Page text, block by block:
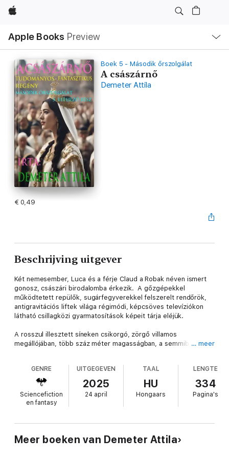
Apple
Apple Books Preview
lokaal
navigatiemenu
Boek 5 - Második őrszolgálat
A császárnő
Demeter Attila
€ 0,49
Beschrijving uitgever
Két nemesember, Luca és a férje Claud a Robak néven ismert
gonosz, császári birodalomba érkezik. A gőzgépekkel
működtetett repülők, sugárfegyverekkel felszerelt rendőrök,
antigravitációs liftek világa régimódi, képcsöves televíziókon
látható csillagközi gyarmatosítások képeit tárja eléjük.
A rosszul illesztett síneken csikorgó, zörgő villamos
megállójában, több száz méter magasságban, a semmibe
táncolnak a versenyzők. A fiatal házaspár szerepét játszó
küldöttek vállalják a megmérettetést, de a versenyt a saját
szájízükre alakítják, és ezzel lassú erjedést indítanak el a
gépiesen működő társadalomban.
válasz nélkül hagyott kérdésre feleletet kaphat az olvasó.
Összekapcsolódik a birodalom alapítása, embertelenné
… meer
GENRE
Sciencefiction
en fantasy
UITGEGEVEN
2025
24 april
TAAL
HU
Hongaars
LENGTE
334
Pagina's
Meer boeken van Demeter Attila